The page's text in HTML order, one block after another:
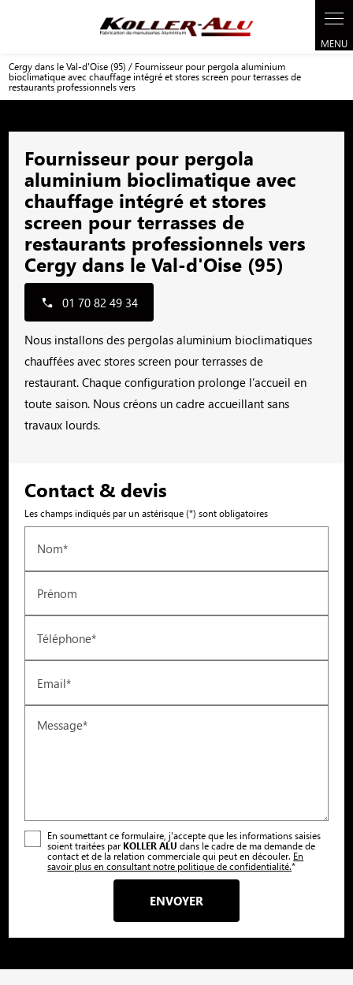
Cergy dans le Val-d'Oise (95) / Fournisseur pour pergola aluminium
bioclimatique avec chauffage intégré et stores screen pour terrasses de
restaurants professionnels vers
Fournisseur pour pergola
aluminium bioclimatique avec
chauffage intégré et stores
screen pour terrasses de
restaurants professionnels vers
Cergy dans le Val-d'Oise (95)
01 70 82 49 34
Nous installons des pergolas aluminium bioclimatiques
chauffées avec stores screen pour terrasses de
restaurant. Chaque configuration prolonge l’accueil en
toute saison. Nous créons un cadre accueillant sans
travaux lourds.
Contact & devis
Les champs indiqués par un astérisque (*) sont obligatoires
Nom*
Prénom
Téléphone*
Email*
Message*
En soumettant ce formulaire, j'accepte que les informations saisies
soient traitées par KOLLER ALU dans le cadre de ma demande de
contact et de la relation commerciale qui peut en découler. En
savoir plus en consultant notre politique de confidentialité.*